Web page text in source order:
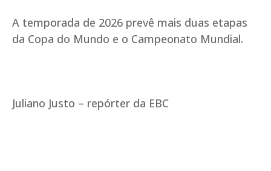
A temporada de 2026 prevê mais duas etapas
da Copa do Mundo e o Campeonato Mundial.
Juliano Justo – repórter da EBC